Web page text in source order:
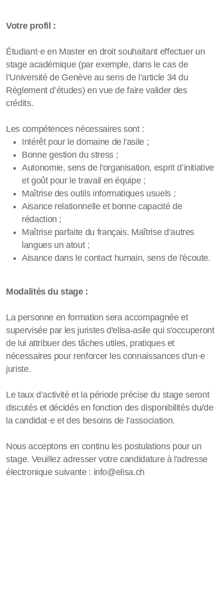
Votre profil :
Étudiant·e en Master en droit souhaitant effectuer un
stage académique (par exemple, dans le cas de
l’Université de Genève au sens de l’article 34 du
Règlement d’études) en vue de faire valider des
crédits.
Les compétences nécessaires sont :
Intérêt pour le domaine de l'asile ;
Bonne gestion du stress ;
Autonomie, sens de l'organisation, esprit d’initiative
et goût pour le travail en équipe ;
Maîtrise des outils informatiques usuels ;
Aisance relationnelle et bonne capacité de
rédaction ;
Maîtrise parfaite du français. Maîtrise d’autres
langues un atout ;
Aisance dans le contact humain, sens de l'écoute.
Modalités du stage :
La personne en formation sera accompagnée et
supervisée par les juristes d'elisa-asile qui s'occuperont
de lui attribuer des tâches utiles, pratiques et
nécessaires pour renforcer les connaissances d'un·e
juriste.
Le taux d’activité et la période précise du stage seront
discutés et décidés en fonction des disponibilités du/de
la candidat·e et des besoins de l’association.
Nous acceptons en continu les postulations pour un
stage. Veuillez adresser votre candidature à l'adresse
électronique suivante : info@elisa.ch